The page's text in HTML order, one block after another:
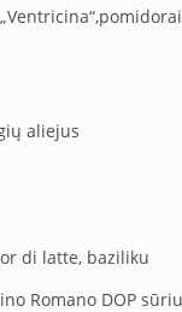
aliejus
di latte, baziliku
Romano DOP